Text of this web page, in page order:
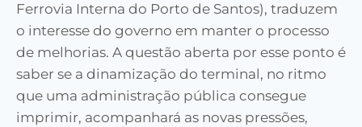
Ferrovia Interna do Porto de Santos), traduzem
o interesse do governo em manter o processo
de melhorias. A questão aberta por esse ponto é
saber se a dinamização do terminal, no ritmo
que uma administração pública consegue
imprimir, acompanhará as novas pressões,